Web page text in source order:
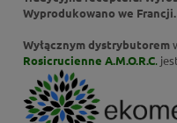
Wyprodukowano we Francji.
Wyłącznym dystrybutorem
Rosicrucienne A.M.O.R.C.